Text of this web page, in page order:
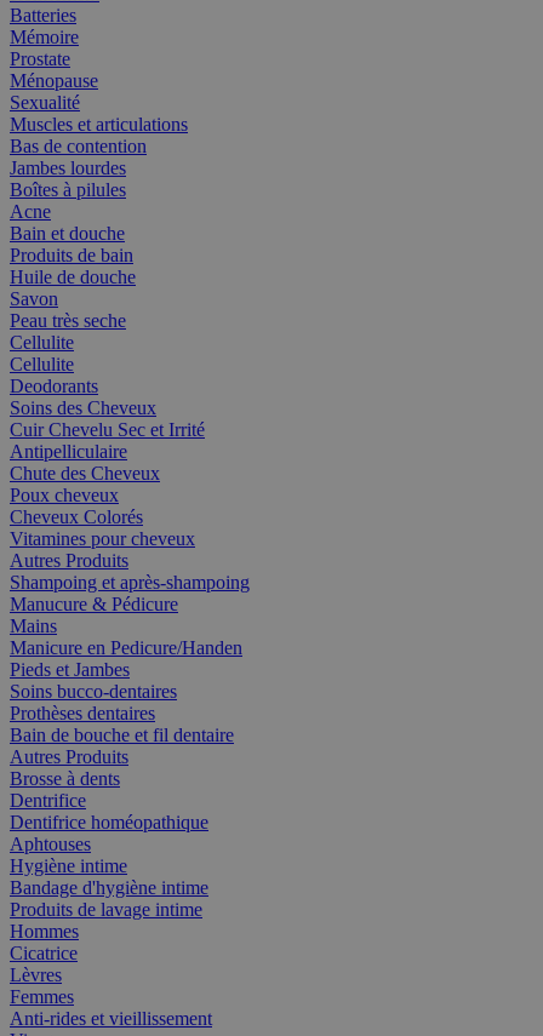
Batteries
Mémoire
Prostate
Ménopause
Sexualité
Muscles et articulations
Bas de contention
Jambes lourdes
Boîtes à pilules
Acne
Bain et douche
Produits de bain
Huile de douche
Savon
Peau très seche
Cellulite
Cellulite
Deodorants
Soins des Cheveux
Cuir Chevelu Sec et Irrité
Antipelliculaire
Chute des Cheveux
Poux cheveux
Cheveux Colorés
Vitamines pour cheveux
Autres Produits
Shampoing et après-shampoing
Manucure & Pédicure
Mains
Manicure en Pedicure/Handen
Pieds et Jambes
Soins bucco-dentaires
Prothèses dentaires
Bain de bouche et fil dentaire
Autres Produits
Brosse à dents
Dentrifice
Dentifrice homéopathique
Aphtouses
Hygiène intime
Bandage d'hygiène intime
Produits de lavage intime
Hommes
Cicatrice
Lèvres
Femmes
Anti-rides et vieillissement